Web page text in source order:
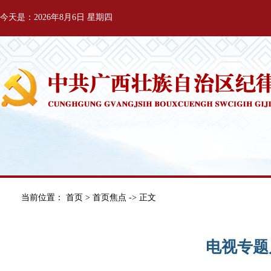
今天是：2026年8月6日 星期四
当前位置： 首页 > 首页焦点 -> 正文
电视专